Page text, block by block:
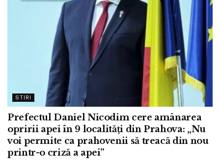
STIRI
Prefectul Daniel Nicodim cere amânarea
opririi apei în 9 localități din Prahova: „Nu
voi permite ca prahovenii să treacă din nou
printr-o criză a apei”